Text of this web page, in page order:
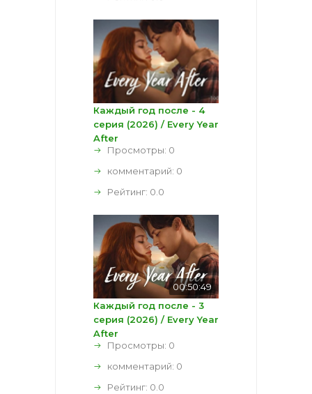
Каждый год после - 4
серия (2026) / Every Year
After
Просмотры: 0
комментарий: 0
Рейтинг: 0.0
00:50:49
Каждый год после - 3
серия (2026) / Every Year
After
Просмотры: 0
комментарий: 0
Рейтинг: 0.0